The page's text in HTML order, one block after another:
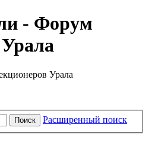
- Форум
Урала
Поиск Расширенный поиск